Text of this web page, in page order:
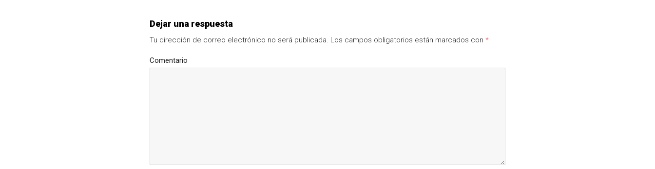
Dejar una respuesta
Tu dirección de correo electrónico no será publicada. Los campos obligatorios están marcados con *
Comentario